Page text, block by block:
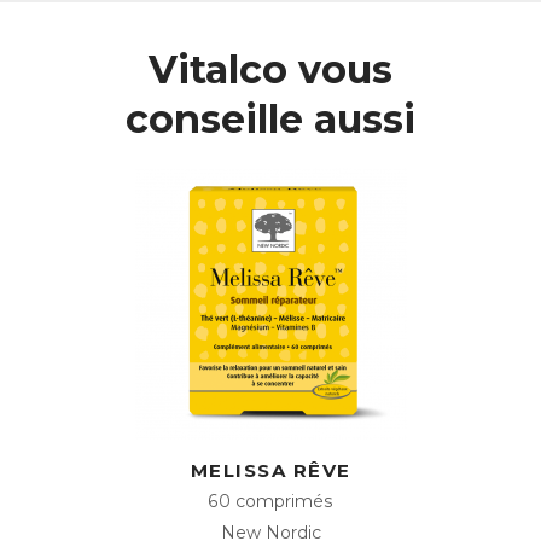
Myrtille et de Houblon, mais aussi de Ginkgo, dont les
feuilles stimulent la microcirculation sanguine, favorisant
une bonne audition.
électrolytique, favorisant une transmission optimale des
signaux, tandis que la Niacine contribue au bon
fonctionnement du système nerveux.
Le Magnésium, la Niacine ainsi que la Vitamine C
permettent également de diminuer la sensation de fatigue
qui accompagne souvent les gênes auditives.
3401560874563
Vitalco vous
conseille aussi
MELISSA RÊVE
60 comprimés
New Nordic